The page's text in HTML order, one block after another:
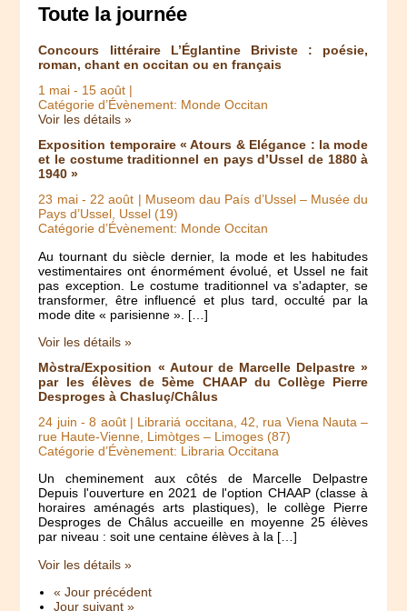
Toute la journée
Concours littéraire L’Églantine Briviste : poésie,
roman, chant en occitan ou en français
1 mai - 15 août |
Catégorie d’Évènement: Monde Occitan
Voir les détails »
Exposition temporaire « Atours & Elégance : la mode
et le costume traditionnel en pays d’Ussel de 1880 à
1940 »
23 mai-22 août | Museom dau País d’Ussel – Musée du
Pays d’Ussel, Ussel (19)
Catégorie d’Évènement: Monde Occitan
Au tournant du siècle dernier, la mode et les habitudes
vestimentaires ont énormément évolué, et Ussel ne fait
pas exception. Le costume traditionnel va s'adapter, se
transformer, être influencé et plus tard, occulté par la
mode dite « parisienne ». […]
Voir les détails »
Mòstra/Exposition « Autour de Marcelle Delpastre »
par les élèves de 5ème CHAAP du Collège Pierre
Desproges à Chasluç/Châlus
24 juin -8 août| Librariá occitana, 42, rua Viena Nauta –
rue Haute-Vienne, Limòtges – Limoges (87)
Catégorie d’Évènement: Libraria Occitana
Un cheminement aux côtés de Marcelle Delpastre
Depuis l'ouverture en 2021 de l'option CHAAP (classe à
horaires aménagés arts plastiques), le collège Pierre
Desproges de Châlus accueille en moyenne 25 élèves
par niveau : soit une centaine élèves à la […]
Voir les détails »
« Jour précédent
Jour suivant »